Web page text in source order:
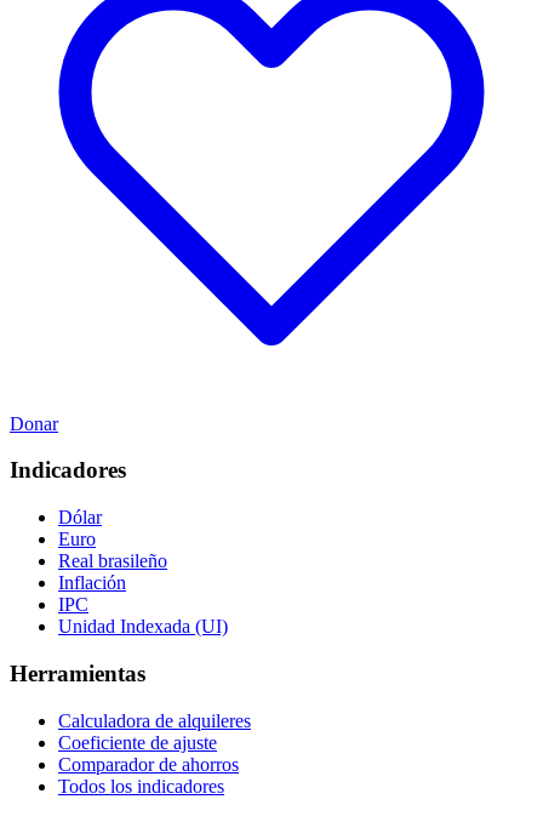
Donar
Indicadores
Dólar
Euro
Real brasileño
Inflación
IPC
Unidad Indexada (UI)
Herramientas
Calculadora de alquileres
Coeficiente de ajuste
Comparador de ahorros
Todos los indicadores